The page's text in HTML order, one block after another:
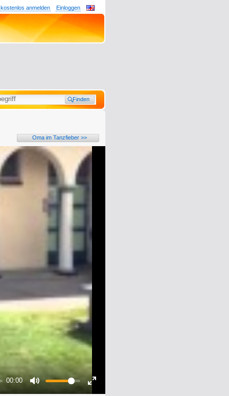
Einloggen
anmelden
Oma im Tanzfieber >>
00:00